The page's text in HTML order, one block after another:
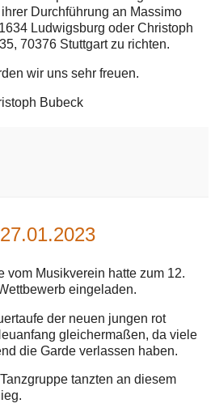
Durchführung an Massimo
Ludwigsburg oder Christoph
70376 Stuttgart zu richten.
wir uns sehr freuen.
Bubeck
vom Musikverein hatte zum 12.
eingeladen.
der neuen jungen rot
gleichermaßen, da viele
die Garde verlassen haben.
tanzten an diesem